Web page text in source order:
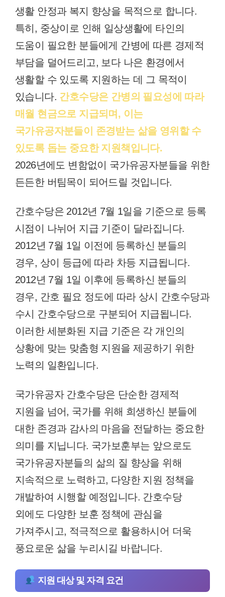
생활 안정과 복지 향상을 목적으로 합니다.
특히, 중상이로 인해 일상생활에 타인의
도움이 필요한 분들에게 간병에 따른 경제적
부담을 덜어드리고, 보다 나은 환경에서
생활할 수 있도록 지원하는 데 그 목적이
있습니다. 간호수당은 간병의 필요성에 따라
매월 현금으로 지급되며, 이는
국가유공자분들이 존경받는 삶을 영위할 수
있도록 돕는 중요한 지원책입니다.
2026년에도 변함없이 국가유공자분들을 위한
든든한 버팀목이 되어드릴 것입니다.
간호수당은 2012년 7월 1일을 기준으로 등록
시점이 나뉘어 지급 기준이 달라집니다.
2012년 7월 1일 이전에 등록하신 분들의
경우, 상이 등급에 따라 차등 지급됩니다.
2012년 7월 1일 이후에 등록하신 분들의
경우, 간호 필요 정도에 따라 상시 간호수당과
수시 간호수당으로 구분되어 지급됩니다.
이러한 세분화된 지급 기준은 각 개인의
상황에 맞는 맞춤형 지원을 제공하기 위한
노력의 일환입니다.
국가유공자 간호수당은 단순한 경제적
지원을 넘어, 국가를 위해 희생하신 분들에
대한 존경과 감사의 마음을 전달하는 중요한
의미를 지닙니다. 국가보훈부는 앞으로도
국가유공자분들의 삶의 질 향상을 위해
지속적으로 노력하고, 다양한 지원 정책을
개발하여 시행할 예정입니다. 간호수당
외에도 다양한 보훈 정책에 관심을
가져주시고, 적극적으로 활용하시어 더욱
풍요로운 삶을 누리시길 바랍니다.
지원 대상 및 자격 요건